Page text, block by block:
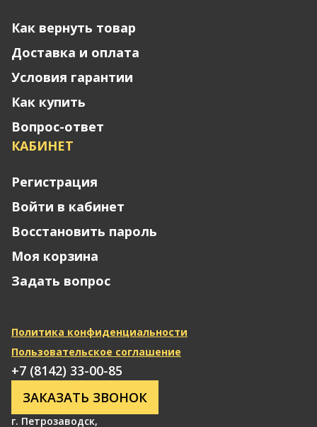
Как вернуть товар
Доставка и оплата
Условия гарантии
Как купить
Вопрос-ответ
КАБИНЕТ
Регистрация
Войти в кабинет
Восстановить пароль
Моя корзина
Задать вопрос
Политика конфиденциальности
Пользовательское соглашение
г. Петрозаводск,
+7 (8142) 33-00-85
ЗАКАЗАТЬ ЗВОНОК